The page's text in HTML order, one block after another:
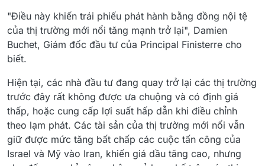
"Điều này khiến trái phiếu phát hành bằng đồng nội tệ
của thị trường mới nổi tăng mạnh trở lại", Damien
Buchet, Giám đốc đầu tư của Principal Finisterre cho
biết.
Hiện tại, các nhà đầu tư đang quay trở lại các thị trường
trước đây rất không được ưa chuộng và có định giá
thấp, hoặc cung cấp lợi suất hấp dẫn khi điều chỉnh
theo lạm phát. Các tài sản của thị trường mới nổi vẫn
giữ được mức tăng bất chấp các cuộc tấn công của
Israel và Mỹ vào Iran, khiến giá dầu tăng cao, nhưng